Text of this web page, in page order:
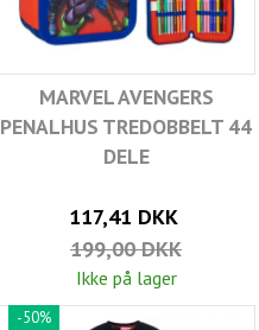
MARVEL AVENGERS
PENALHUS TREDOBBELT 44
DELE
117,41 DKK
199,00 DKK
Ikke på lager
-50%